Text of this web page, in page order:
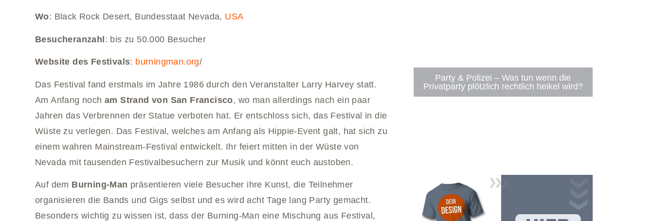
Wo: Black Rock Desert, Bundesstaat Nevada, USA
Besucheranzahl: bis zu 50.000 Besucher
Website des Festivals: burningman.org/
Das Festival fand erstmals im Jahre 1986 durch den Veranstalter Larry Harvey statt.
Am Anfang noch am Strand von San Francisco, wo man allerdings nach ein paar
Jahren das Verbrennen der Statue verboten hat. Er entschloss sich, das Festival in die
Wüste zu verlegen. Das Festival, welches am Anfang als Hippie-Event galt, hat sich zu
einem wahren Mainstream-Festival entwickelt. Ihr feiert mitten in der Wüste von
Nevada mit tausenden Festivalbesuchern zur Musik und könnt euch austoben.
Auf dem Burning-Man präsentieren viele Besucher ihre Kunst, die Teilnehmer
organisieren die Bands und Gigs selbst und es wird acht Tage lang Party gemacht.
Besonders wichtig zu wissen ist, dass der Burning-Man eine Mischung aus Festival,
Party & Polizei – Was tun wenn die
Privatparty plötzlich rechtlich heikel wird?